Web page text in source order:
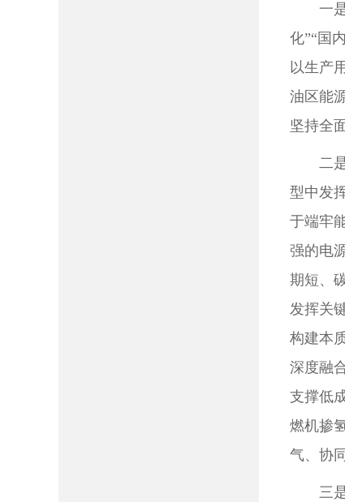
一
化”“国
以生产
油区能
坚持全
二
型中发
于端牢
强的电
期短、
发挥关
构建本
深度融
支撑低
燃机掺
气、协
三